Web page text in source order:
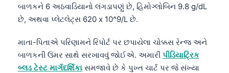
બાળકને 6 અઠવાડિયાનો લંગડાપણું છે, હિમોગ્લોબિન 9.8 g/dL
છે, અથવા પ્લેટલેટ્સ 620 x 10^9/L છે.
માતા-પિતાએ પરિણામને રિપોર્ટ પર છપાયેલા ચોક્કસ રેન્જ અને
બાળકની ઉંમર સાથે સરખાવવું જોઈએ. અમારી પીડિયાટ્રિક
બ્લડ ટેસ્ટ માર્ગદર્શિકા સમજાવે છે કે પુખ્ત ચાર્ટ પર જે સંખ્યા